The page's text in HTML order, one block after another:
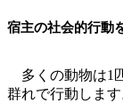
宿主の社会的行動
多くの動物は1
群れで行動しま